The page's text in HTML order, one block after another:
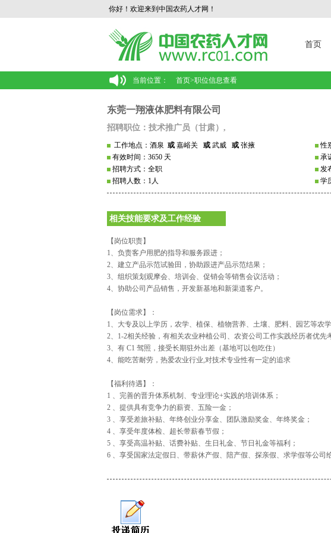
你好！欢迎来到中国农药人才网！
首页
当前位置： 首页>职位信息查看
东莞一翔液体肥料有限公司
招聘职位：技术推广员（甘肃）,
工作地点：酒泉 或嘉峪关 或武威 或张掖
有效时间：3650 天
招聘方式：全职
招聘人数：1人
性
承
发
学
相关技能要求及工作经验
【岗位职责】
1、负责客户用肥的指导和服务跟进；
2、建立产品示范试验田，协助跟进产品示范结果；
3、组织策划观摩会、培训会、促销会等销售会议活动；
4、协助公司产品销售，开发新基地和新渠道客户。
【岗位需求】：
1、大专及以上学历，农学、植保、植物营养、土壤、肥料、园艺等农
2、1-2相关经验，有相关农业种植公司、农资公司工作实践经历者优先
3、有 C1 驾照，接受长期驻外出差（基地可以包吃住）
4、能吃苦耐劳，热爱农业行业,对技术专业性有一定的追求
【福利待遇】：
1 、完善的晋升体系机制、专业理论+实践的培训体系；
2 、提供具有竞争力的薪资、五险一金；
3 、享受差旅补贴、年终创业分享金、团队激励奖金、年终奖金；
4 、享受年度体检、超长带薪春节假；
5 、享受高温补贴、话费补贴、生日礼金、节日礼金等福利；
6 、享受国家法定假日、带薪休产假、陪产假、探亲假、求学假等公司